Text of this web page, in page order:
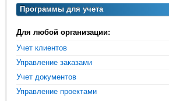
Программы для учета
Для любой организации:
Учет клиентов
Управление заказами
Учет документов
Управление проектами